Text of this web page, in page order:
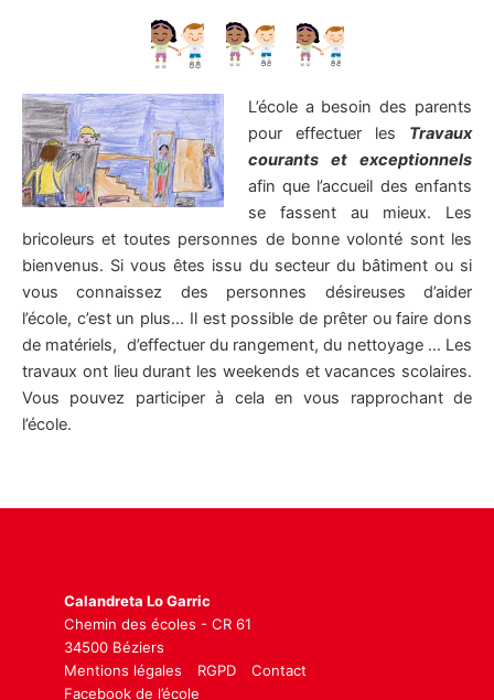
L’école a besoin des parents
pour effectuer les Travaux
courants et exceptionnels
afin que l’accueil des enfants
se fassent au mieux. Les
bricoleurs et toutes personnes de bonne volonté sont les
bienvenus. Si vous êtes issu du secteur du bâtiment ou si
vous connaissez des personnes désireuses d’aider
l’école, c’est un plus… Il est possible de prêter ou faire dons
de matériels, d’effectuer du rangement, du nettoyage … Les
travaux ont lieu durant les weekends et vacances scolaires.
Vous pouvez participer à cela en vous rapprochant de
l’école.
Calandreta Lo Garric
Chemin des écoles - CR 61
34500 Béziers
Mentions légales
RGPD
Contact
Facebook de l’école